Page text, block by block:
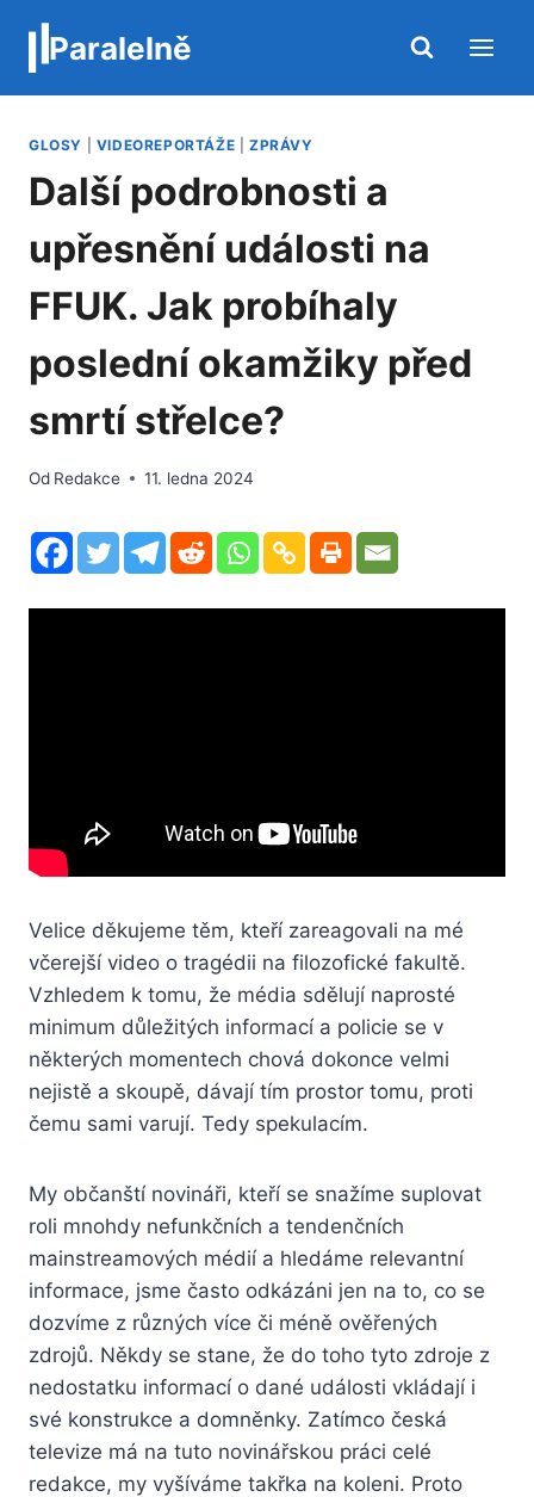
obsah
Paralelně
GLOSY VIDEOREPORTÁŽE ZPRÁVY
Další podrobnosti a
upřesnění události na
FFUK. Jak probíhaly
poslední okamžiky před
smrtí střelce?
Od Redakce 11. ledna 2024
Velice děkujeme těm, kteří zareagovali na mé
včerejší video o tragédii na filozofické fakultě.
Vzhledem k tomu, že média sdělují naprosté
minimum důležitých informací a policie se v
některých momentech chová dokonce velmi
nejistě a skoupě, dávají tím prostor tomu, proti
čemu sami varují. Tedy spekulacím.
My občanští novináři, kteří se snažíme suplovat
roli mnohdy nefunkčních a tendenčních
mainstreamových médií a hledáme relevantní
informace, jsme často odkázáni jen na to, co se
dozvíme z různých více či méně ověřených
zdrojů. Někdy se stane, že do toho tyto zdroje z
nedostatku informací o dané události vkládají i
své konstrukce a domněnky. Zatímco česká
televize má na tuto novinářskou práci celé
redakce, my vyšíváme takřka na koleni. Proto